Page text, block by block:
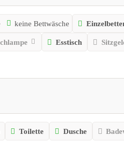
keine Bettwäsche
Esstisch
Toilette Dusche